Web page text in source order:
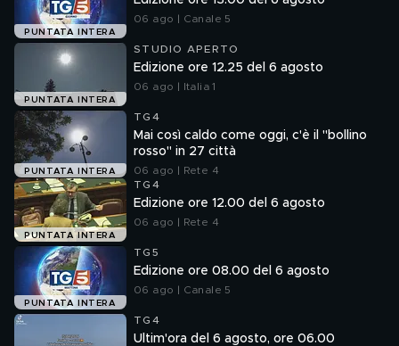
PUNTATA INTERA
06 ago | Canale 5
PUNTATA INTERA
STUDIO APERTO
Edizione ore 12.25 del 6 agosto
06 ago | Italia 1
PUNTATA INTERA
TG4
Mai così caldo come oggi, c'è il "bollino
rosso" in 27 città
06 ago | Rete 4
PUNTATA INTERA
TG4
Edizione ore 12.00 del 6 agosto
06 ago | Rete 4
PUNTATA INTERA
TG5
Edizione ore 08.00 del 6 agosto
06 ago | Canale 5
TG4
Ultim'ora del 6 agosto, ore 06.00